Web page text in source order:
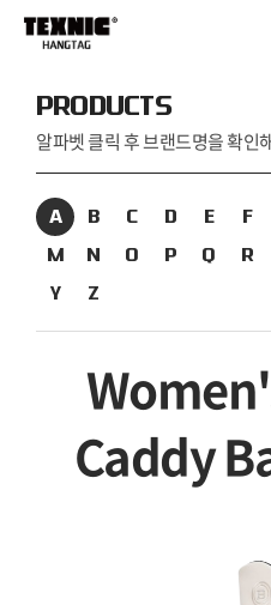
PRODUCTS
알파벳 클릭 후 브랜드명을 확인
A B C D E F
M
N O P Q R
Y
Z
Caddy